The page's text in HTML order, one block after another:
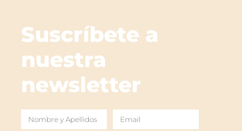
Suscríbete a
nuestra
newsletter
Nombre Email